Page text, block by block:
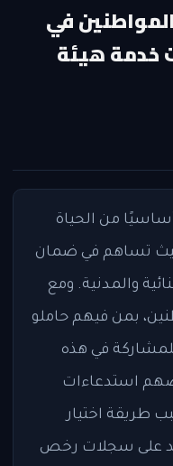
في
خدمة هيئة
من الحياة
حيث تساهم في ضمان
والمدنية. ومع
بمن فيهم حاملو
في هذه
استدعاءات
طريقة اختيار
على سجلات رخص